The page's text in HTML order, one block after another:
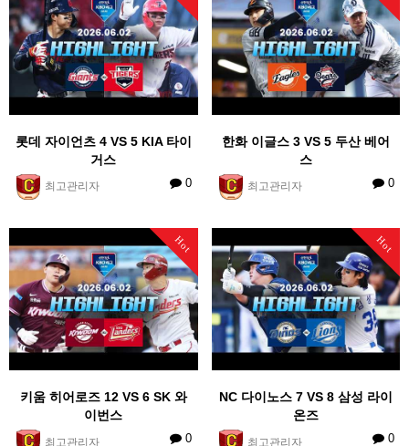
롯데 자이언츠 4 VS 5 KIA 타이
거스
최고관리자 0
한화 이글스 3 VS 5 두산 베어
스
최고관리자 0
Hot
키움 히어로즈 12 VS 6 SK 와
이번스
최고관리자 0
Hot
NC 다이노스 7 VS 8 삼성 라이
온즈
최고관리자 0